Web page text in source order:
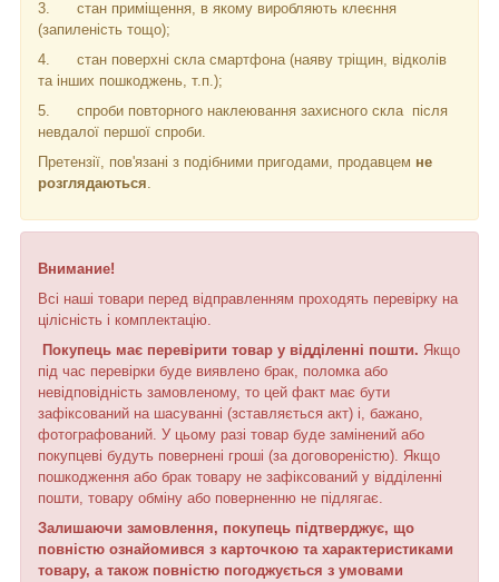
3.
стан приміщення, в якому виробляють клеєння
(запиленість тощо);
4.
стан поверхні скла смартфона (наяву тріщин, відколів
та інших пошкоджень, т.п.);
5.
спроби повторного наклеювання захисного скла після
невдалої першої спроби.
Претензії, пов'язані з подібними пригодами, продавцем не
розглядаються.
Внимание!
Всі наші товари перед відправленням проходять перевірку на
цілісність і комплектацію.
Покупець має перевірити товар у відділенні пошти. Якщо
під час перевірки буде виявлено брак, поломка або
невідповідність замовленому, то цей факт має бути
зафіксований на шасуванні (зставляється акт) і, бажано,
фотографований. У цьому разі товар буде замінений або
покупцеві будуть повернені гроші (за договореністю). Якщо
пошкодження або брак товару не зафіксований у відділенні
пошти, товару обміну або поверненню не підлягає.
Залишаючи замовлення, покупець підтверджує, що
повністю ознайомився з карточкою та характеристиками
товару, а також повністю погоджується з умовами